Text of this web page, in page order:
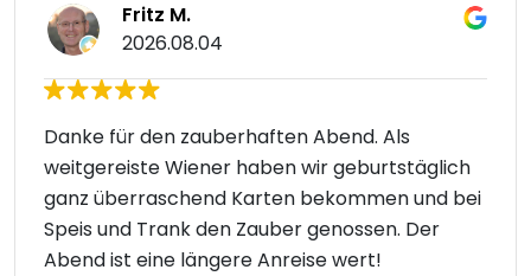
Fritz M.
2026.08.04
Danke für den zauberhaften Abend. Als
weitgereiste Wiener haben wir geburtstäglich
ganz überraschend Karten bekommen und bei
Speis und Trank den Zauber genossen. Der
Abend ist eine längere Anreise wert!